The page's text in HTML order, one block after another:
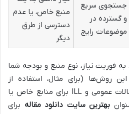
جستجوی سریع
و گسترده در
موضوعات رایج
منبع خاص، یا عدم
دسترسی از طرق
دیگر
فوریت نیاز، نوع منبع و بودجه شما
روش‌ها (برای مثال، استفاده از
پایگاه‌های اطلاعاتی برای مقالات عمومی و ILL برای منابع خاص یا
بهترین سایت دانلود مقاله برای